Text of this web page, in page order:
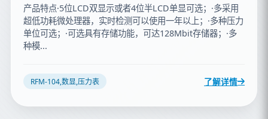
产品特点·5位LCD双显示或者4位半LCD单显可选；·多采用
超低功耗微处理器，实时检测可以使用一年以上；·多种压力
单位可选；·可选具有存储功能，可达128Mbit存储器；·多
种模...
RFM-104,数显,压力表 了解详情